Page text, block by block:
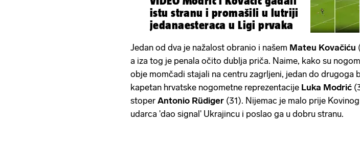
istu stranu i promašili u lutriji
jedanaesteraca u Ligi prvaka
Jedan od dva je nažalost obranio i našem Mateu Kovačiću
a iza tog je penala očito dublja priča. Naime, kako su
obje momčadi stajali na centru zagrljeni, jedan do drugoga
kapetan hrvatske nogometne reprezentacije Luka Modrić
stoper Antonio Rüdiger (31). Nijemac je malo prije Kovinog
udarca 'dao signal' Ukrajincu i poslao ga u dobru stranu.